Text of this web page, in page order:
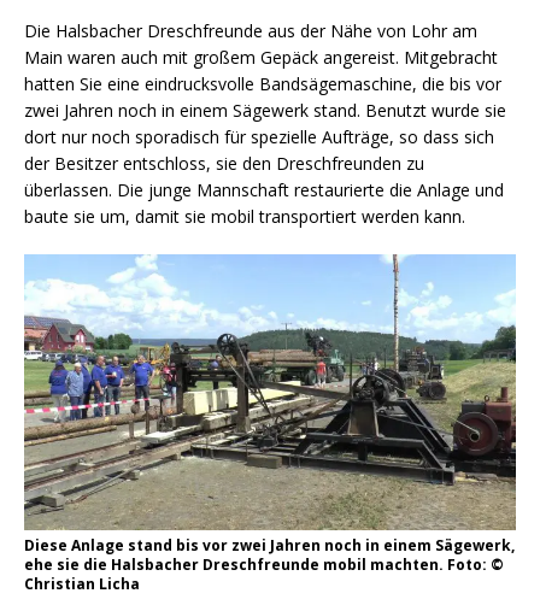
Die Halsbacher Dreschfreunde aus der Nähe von Lohr am
Main waren auch mit großem Gepäck angereist. Mitgebracht
hatten Sie eine eindrucksvolle Bandsägemaschine, die bis vor
zwei Jahren noch in einem Sägewerk stand. Benutzt wurde sie
dort nur noch sporadisch für spezielle Aufträge, so dass sich
der Besitzer entschloss, sie den Dreschfreunden zu
überlassen. Die junge Mannschaft restaurierte die Anlage und
baute sie um, damit sie mobil transportiert werden kann.
Diese Anlage stand bis vor zwei Jahren noch in einem Sägewerk,
ehe sie die Halsbacher Dreschfreunde mobil machten. Foto: ©
Christian Licha